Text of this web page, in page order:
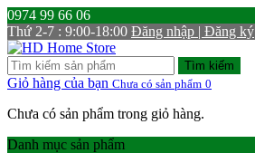
0974 99 66 06
Thứ 2-7 : 9:00-18:00 Đăng nhập | Đăng ký
Tìm kiếm
Giỏ hàng của bạn Chưa có sản phẩm 0
Chưa có sản phẩm trong giỏ hàng.
Danh mục sản phẩm